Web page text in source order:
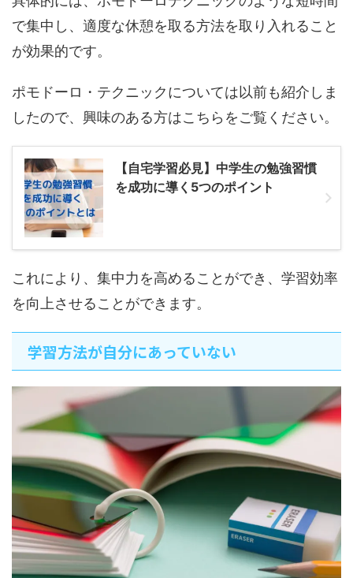
で集中し、適度な休憩を取る方法を取り入れること
が効果的です。
ポモドーロ・テクニックについては以前も紹介しま
したので、興味のある方はこちらをご覧ください。
【自宅学習必見】中学生の勉強習慣
を成功に導く5つのポイント
これにより、集中力を高めることができ、学習効率
を向上させることができます。
学習方法が自分にあっていない